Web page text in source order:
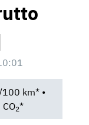
km* •
2*